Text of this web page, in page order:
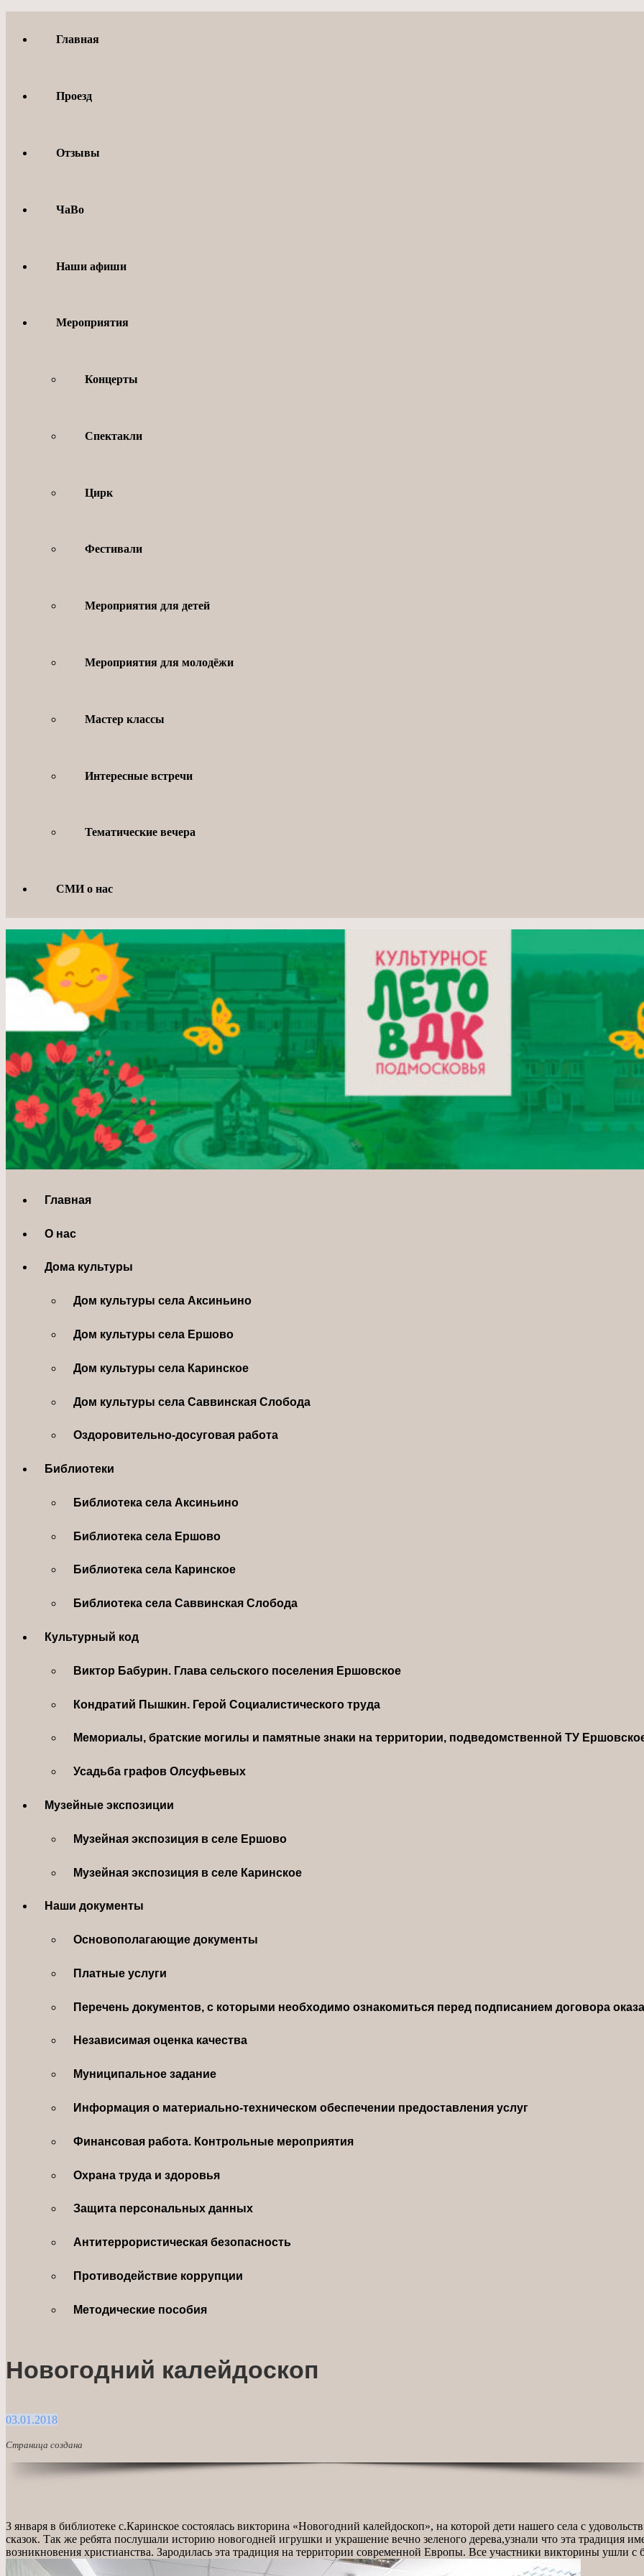
содержимомуГлавная
Проезд
Отзывы
ЧаВо
Наши афиши
Мероприятия
Концерты
Спектакли
Цирк
Фестивали
Мероприятия для детей
Мероприятия для молодёжи
Мастер классы
Интересные встречи
Тематические вечера
СМИ о нас
Главная
О нас
Дома культуры
Дом культуры села Аксиньино
Дом культуры села Ершово
Дом культуры села Каринское
Дом культуры села Саввинская Слобода
Оздоровительно-досуговая работа
Библиотеки
Библиотека села Аксиньино
Библиотека села Ершово
Библиотека села Каринское
Библиотека села Саввинская Слобода
Культурный код
Виктор Бабурин. Глава сельского поселения Ершовское
Кондратий Пышкин. Герой Социалистического труда
Мемориалы, братские могилы и памятные знаки на территории, подведомственной ТУ
Усадьба графов Олсуфьевых
Музейные экспозиции
Музейная экспозиция в селе Ершово
Музейная экспозиция в селе Каринское
Наши документы
Основополагающие документы
Платные услуги
Перечень документов, с которыми необходимо ознакомиться перед подписанием договора
Независимая оценка качества
Муниципальное задание
Информация о материально-техническом обеспечении предоставления услуг
Финансовая работа. Контрольные мероприятия
Охрана труда и здоровья
Защита персональных данных
Антитеррористическая безопасность
Противодействие коррупции
Методические пособия
Новогодний калейдоскоп
03.01.2018
Страница создана
3 января в библиотеке с.Каринское состоялась викторина «Новогодний калейдоскоп», на которой дети нашего села с
сказок. Так же ребята послушали историю новогодней игрушки и украшение вечно зеленого дерева,узнали что эта традиция
возникновения христианства. Зародилась эта традиция на территории современной Европы. Все участники викторины ушли